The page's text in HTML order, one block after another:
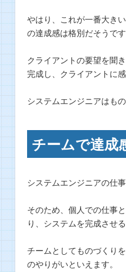
やはり、これが一番大き
の達成感は格別だそうです
クライアントの要望を聞
完成し、クライアントに感
システムエンジニアはも
チームで達成
システムエンジニアの仕
そのため、個人での仕事
り、システムを完成させ
チームとしてものづくり
のやりがいといえます。